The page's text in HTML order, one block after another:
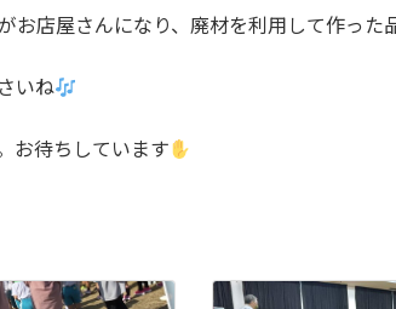
お店屋さんになり、廃材を利用して作った
いね
お待ちしています